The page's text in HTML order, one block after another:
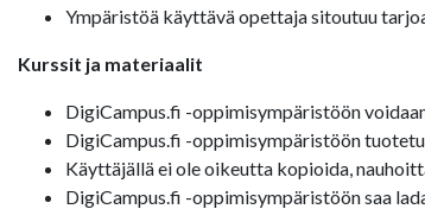
Ympäristöä käyttävä opettaja sitoutuu
Kurssit ja materiaalit
DigiCampus.fi -oppimisympäristöön
DigiCampus.fi -oppimisympäristöön
Käyttäjällä ei ole oikeutta kopioida,
DigiCampus.fi -oppimisympäristöön saa